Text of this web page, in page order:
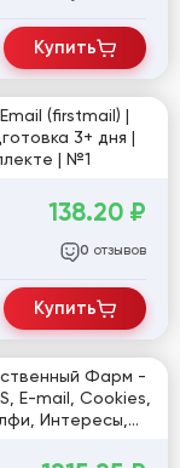
Купить
3+ дня |
| №1
138.20 ₽
0 отзывов
Купить
Фарм -
E-mail, Cookies,
Интересы,
удален